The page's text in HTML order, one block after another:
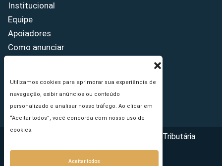
Utilizamos cookies para aprimorar sua experiência de
navegação, exibir anúncios ou conteúdo
personalizado e analisar nosso tráfego. Ao clicar em
“Aceitar todos”, você concorda com nosso uso de
cookies.
Aceitar todos
Institucional
Equipe
Apoiadores
Como anunciar
Princípios Editoriais
Copyright © 2026 - Portal da Reforma Tributária